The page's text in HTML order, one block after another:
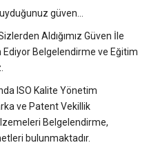
güven…
Aldığımız Güven İle
Belgelendirme ve Eğitim
ISO Kalite Yönetim
ve Patent Vekillik
Belgelendirme,
bulunmaktadır.